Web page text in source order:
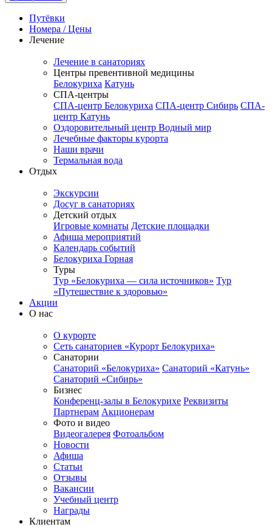
Путёвки
Номера / Цены
Лечение
Лечение в санаториях
Центры превентивной медицины
Белокуриха Катунь
СПА-центры
СПА-центр Белокуриха СПА-центр Сибирь СПА-
центр Катунь
Оздоровительный центр Водный мир
Лечебные факторы курорта
Наши врачи
Термальная вода
Отдых
Экскурсии
Досуг в санаториях
Детский отдых
Игровые комнаты Детские площадки
Афиша мероприятий
Календарь событий
Белокуриха Горная
Туры
Тур «Белокуриха — сила источников» Тур
«Путешествие к здоровью»
Акции
О нас
О курорте
Сеть санаториев «Курорт Белокуриха»
Санатории
Санаторий «Белокуриха» Санаторий «Катунь»
Санаторий «Сибирь»
Бизнес
Конференц-залы в Белокурихе Реквизиты
Партнерам Акционерам
Фото и видео
Видеогалерея Фотоальбом
Новости
Афиша
Статьи
Отзывы
Вакансии
Учебный центр
Награды
Клиентам